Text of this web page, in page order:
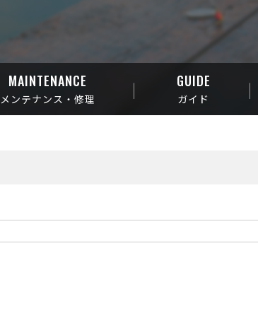
MAINTENANCE
メンテナンス・修理
GUIDE
ガイド